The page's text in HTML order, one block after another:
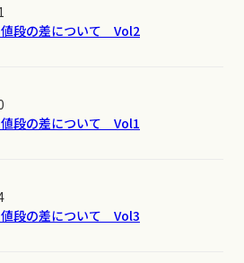
段の差について Vol2
段の差について Vol1
段の差について Vol3